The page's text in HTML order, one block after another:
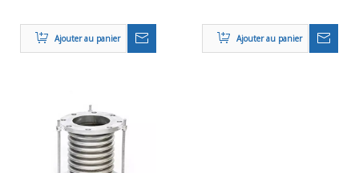
inoxydable Compenseurs
pour la tuyauterie des
systèmes de tuyauterie
Ajouter au panier
Pipe et Y-Pipe
Ajouter au panier